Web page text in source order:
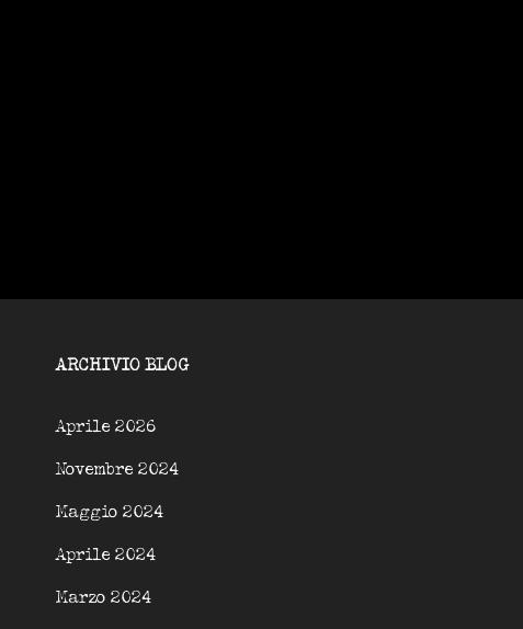
ARCHIVIO BLOG
Aprile 2026
Novembre 2024
Maggio 2024
Aprile 2024
Marzo 2024